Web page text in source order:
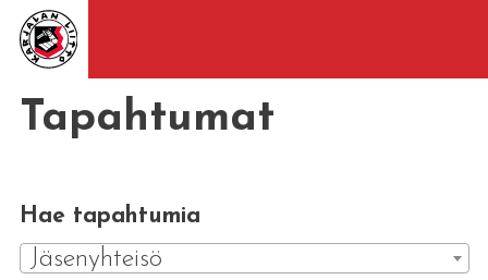
Tapahtumat
Hae tapahtumia
Jäsenyhteisö